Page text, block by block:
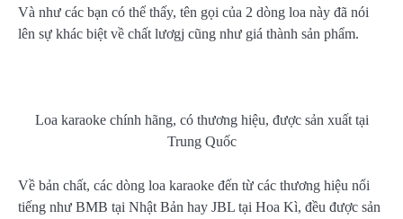
Và như các bạn có thể thấy, tên gọi của 2 dòng loa này đã nói
lên sự khác biệt về chất lươgj cũng như giá thành sản phẩm.
Loa karaoke chính hãng, có thương hiệu, được sản xuất tại
Trung Quốc
Về bản chất, các dòng loa karaoke đến từ các thương hiệu nổi
tiếng như BMB tại Nhật Bản hay JBL tại Hoa Kì, đều được sản